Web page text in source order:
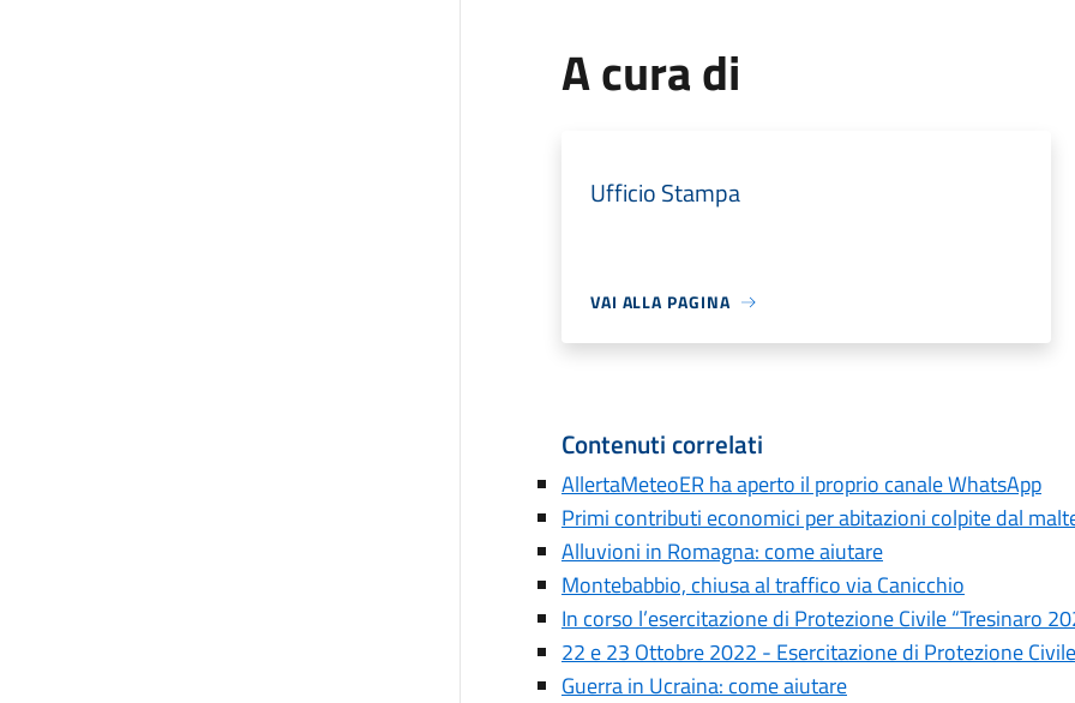
A cura di
Ufficio Stampa
VAI ALLA PAGINA
Contenuti correlati
AllertaMeteoER ha aperto il proprio canale WhatsApp
Primi contributi economici per abitazioni colpite dal
Alluvioni in Romagna: come aiutare
Montebabbio, chiusa al traffico via Canicchio
In corso l’esercitazione di Protezione Civile “Tresinaro
22 e 23 Ottobre 2022 - Esercitazione di Protezione Civile
Guerra in Ucraina: come aiutare